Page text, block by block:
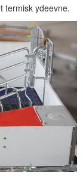
termisk ydeevne.